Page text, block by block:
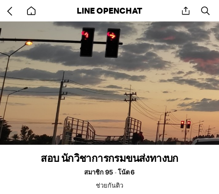
back
to
home
LINE OPENCHAT share
สอบ นักวิชาการกรมขนส่งทางบก
สมาชิก 95
โน้ต 6
ช่วยกันติว